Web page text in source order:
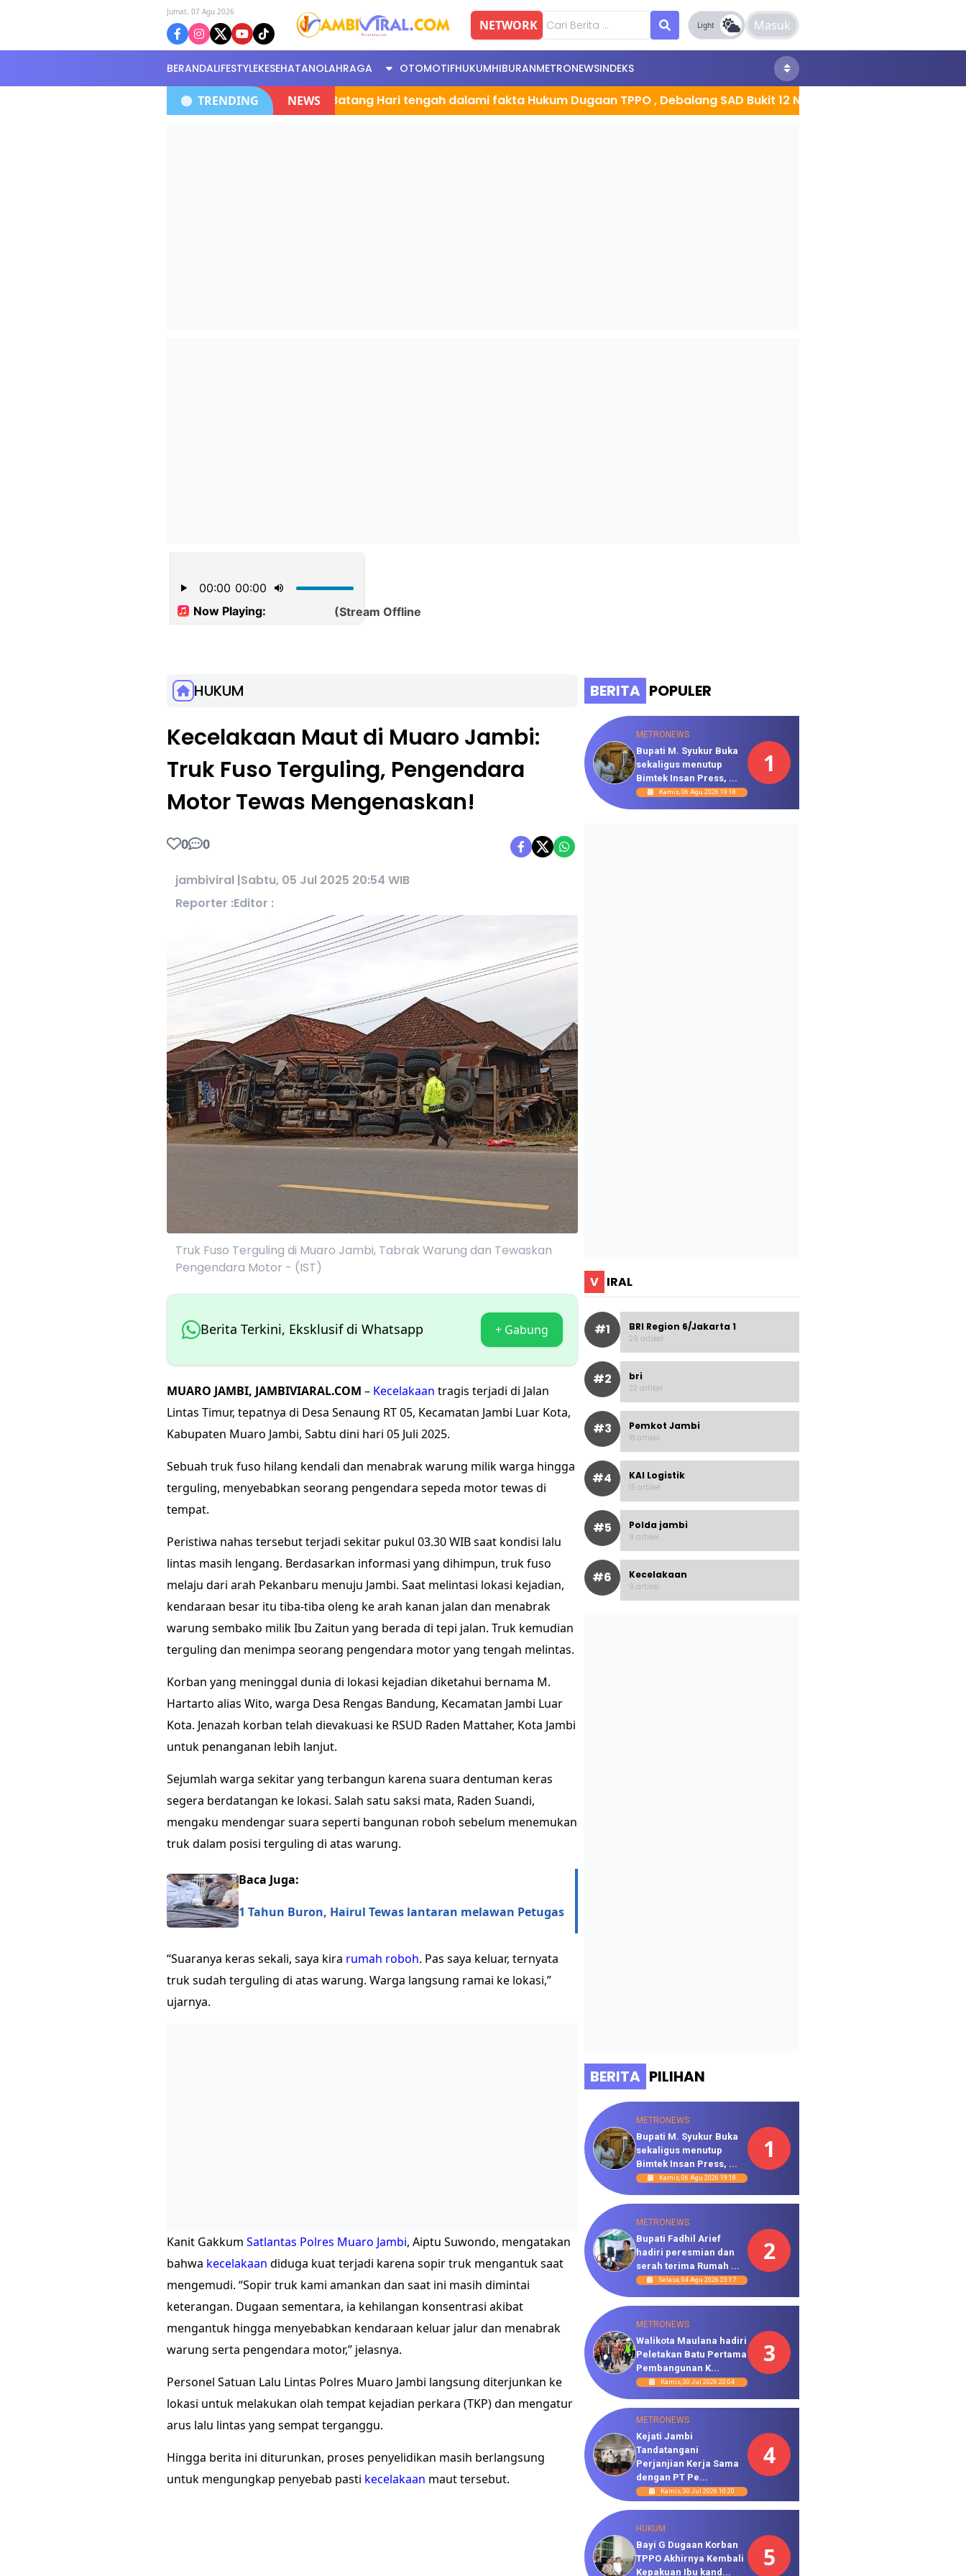
Jumat, 07 Agu 2026
NETWORK Light Masuk
BERANDALIFESTYLEKESEHATANOLAHRAGA OTOMOTIFHUKUMHIBURANMETRONEWSINDEKS
TRENDING NEWS
Polres Batang Hari tengah dalami fakta Hukum Dugaan TPPO , Debalang SAD Bukit 12 Nuntun bantah penjualan,paksa
HUKUM
Kecelakaan Maut di Muaro Jambi:
Truk Fuso Terguling, Pengendara
Motor Tewas Mengenaskan!
0 0
jambiviral |Sabtu, 05 Jul 2025 20:54 WIB
Reporter :Editor :
Truk Fuso Terguling di Muaro Jambi, Tabrak Warung dan Tewaskan
Pengendara Motor - (IST)
Berita Terkini, Eksklusif di Whatsapp + Gabung
MUARO JAMBI, JAMBIVIARAL.COM – Kecelakaan tragis terjadi di Jalan
Lintas Timur, tepatnya di Desa Senaung RT 05, Kecamatan Jambi Luar Kota,
Kabupaten Muaro Jambi, Sabtu dini hari 05 Juli 2025.
Sebuah truk fuso hilang kendali dan menabrak warung milik warga hingga
terguling, menyebabkan seorang pengendara sepeda motor tewas di
tempat.
Peristiwa nahas tersebut terjadi sekitar pukul 03.30 WIB saat kondisi lalu
lintas masih lengang. Berdasarkan informasi yang dihimpun, truk fuso
melaju dari arah Pekanbaru menuju Jambi. Saat melintasi lokasi kejadian,
kendaraan besar itu tiba-tiba oleng ke arah kanan jalan dan menabrak
warung sembako milik Ibu Zaitun yang berada di tepi jalan. Truk kemudian
terguling dan menimpa seorang pengendara motor yang tengah melintas.
Korban yang meninggal dunia di lokasi kejadian diketahui bernama M.
Hartarto alias Wito, warga Desa Rengas Bandung, Kecamatan Jambi Luar
Kota. Jenazah korban telah dievakuasi ke RSUD Raden Mattaher, Kota Jambi
untuk penanganan lebih lanjut.
Sejumlah warga sekitar yang terbangun karena suara dentuman keras
segera berdatangan ke lokasi. Salah satu saksi mata, Raden Suandi,
mengaku mendengar suara seperti bangunan roboh sebelum menemukan
truk dalam posisi terguling di atas warung.
Baca Juga:
1 Tahun Buron, Hairul Tewas lantaran melawan Petugas
“Suaranya keras sekali, saya kira rumah roboh. Pas saya keluar, ternyata
truk sudah terguling di atas warung. Warga langsung ramai ke lokasi,”
ujarnya.
Kanit Gakkum Satlantas Polres Muaro Jambi, Aiptu Suwondo, mengatakan
bahwa kecelakaan diduga kuat terjadi karena sopir truk mengantuk saat
mengemudi. “Sopir truk kami amankan dan saat ini masih dimintai
keterangan. Dugaan sementara, ia kehilangan konsentrasi akibat
mengantuk hingga menyebabkan kendaraan keluar jalur dan menabrak
warung serta pengendara motor,” jelasnya.
Personel Satuan Lalu Lintas Polres Muaro Jambi langsung diterjunkan ke
lokasi untuk melakukan olah tempat kejadian perkara (TKP) dan mengatur
arus lalu lintas yang sempat terganggu.
Hingga berita ini diturunkan, proses penyelidikan masih berlangsung
untuk mengungkap penyebab pasti kecelakaan maut tersebut.
BERITA POPULER
METRONEWS
Bupati M. Syukur Buka
sekaligus menutup
Bimtek Insan Press, ...
Kamis, 06 Agu 2026 19:18
1
V IRAL
#1 BRI Region 6/Jakarta 1
29 artikel
#2 bri
22 artikel
#3 Pemkot Jambi
18 artikel
#4 KAI Logistik
15 artikel
#5 Polda jambi
9 artikel
#6 Kecelakaan
9 artikel
BERITA PILIHAN
METRONEWS
Bupati M. Syukur Buka
sekaligus menutup
Bimtek Insan Press, ...
Kamis, 06 Agu 2026 19:18
1
METRONEWS
Bupati Fadhil Arief
hadiri peresmian dan
serah terima Rumah ...
Selasa, 04 Agu 2026 23:17
2
METRONEWS
Walikota Maulana hadiri
Peletakan Batu Pertama
Pembangunan K...
Kamis, 30 Jul 2026 20:04
3
METRONEWS
Kejati Jambi
Tandatangani
Perjanjian Kerja Sama
dengan PT Pe...
Kamis, 30 Jul 2026 10:20
4
HUKUM
Bayi G Dugaan Korban
TPPO Akhirnya Kembali
Kepakuan Ibu kand...
5